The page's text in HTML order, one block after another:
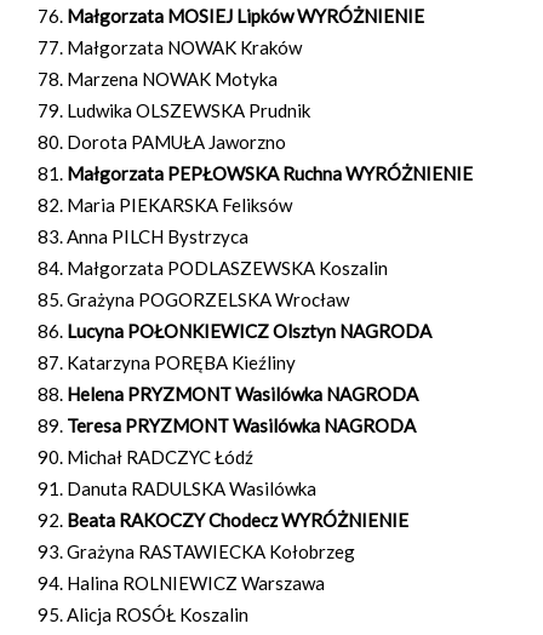
Małgorzata MOSIEJ Lipków WYRÓŻNIENIE
Małgorzata NOWAK Kraków
Marzena NOWAK Motyka
Ludwika OLSZEWSKA Prudnik
Dorota PAMUŁA Jaworzno
Małgorzata PEPŁOWSKA Ruchna WYRÓŻNIENIE
Maria PIEKARSKA Feliksów
Anna PILCH Bystrzyca
Małgorzata PODLASZEWSKA Koszalin
Grażyna POGORZELSKA Wrocław
Lucyna POŁONKIEWICZ Olsztyn NAGRODA
Katarzyna PORĘBA Kieźliny
Helena PRYZMONT Wasilówka NAGRODA
Teresa PRYZMONT Wasilówka NAGRODA
Michał RADCZYC Łódź
Danuta RADULSKA Wasilówka
Beata RAKOCZY Chodecz WYRÓŻNIENIE
Grażyna RASTAWIECKA Kołobrzeg
Halina ROLNIEWICZ Warszawa
Alicja ROSÓŁ Koszalin